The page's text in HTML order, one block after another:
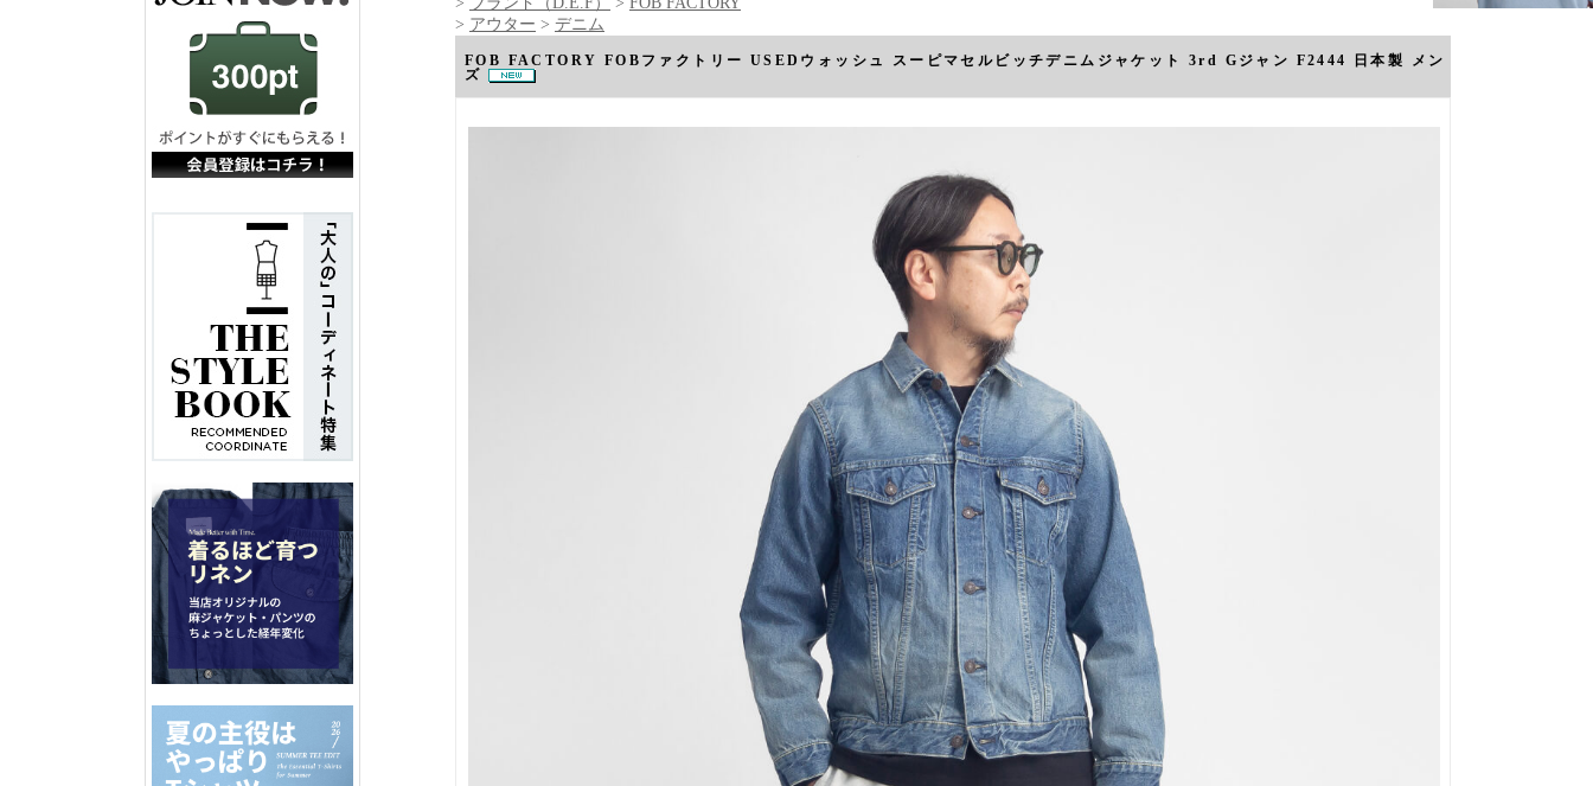
> アウター > デニム
FOB FACTORY FOBファクトリー USEDウォッシュ スーピマセルビッチデニムジャケット 3rd Gジャン F2444 日本製 メン
ズ